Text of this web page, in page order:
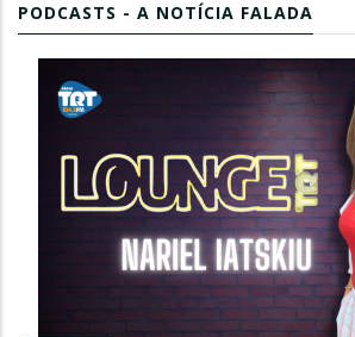
PODCASTS - A NOTÍCIA FALADA